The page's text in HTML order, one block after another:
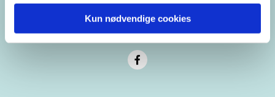
Kun nødvendige cookies
35 35 98 22